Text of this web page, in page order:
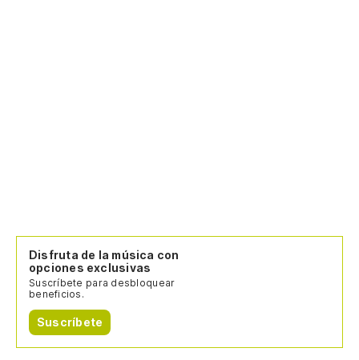
Disfruta de la música con
opciones exclusivas
Suscríbete para desbloquear
beneficios.
Suscríbete